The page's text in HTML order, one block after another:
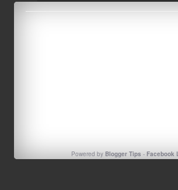
Powered byBlogger Tips -Facebook